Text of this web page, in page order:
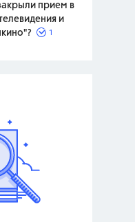
прием в
и
1